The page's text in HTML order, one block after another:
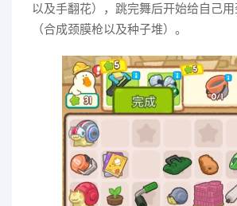
以及手翻花），跳完舞后开始给自己
（合成颈膜枪以及种子堆）。